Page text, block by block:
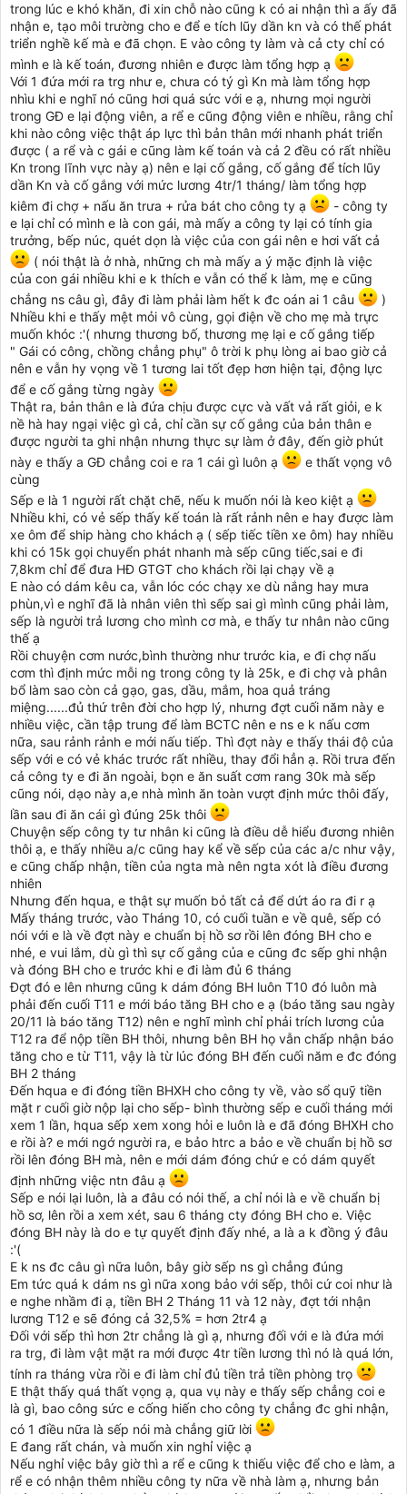
trong lúc e khó khăn, đi xin chỗ nào cũng k có ai nhận thì a ấy đã
nhận e, tạo môi trường cho e để e tích lũy dần kn và có thế phát
triển nghề kế mà e đã chọn. E vào công ty làm và cả cty chỉ có
mình e là kế toán, đương nhiên e được làm tổng hợp ạ
Với 1 đứa mới ra trg như e, chưa có tý gì Kn mà làm tổng hợp
nhìu khi e nghĩ nó cũng hơi quá sức với e ạ, nhưng mọi người
trong GĐ e lại động viên, a rể e cũng động viên e nhiều, rằng chỉ
khi nào công việc thật áp lực thì bản thân mới nhanh phát triển
được ( a rể và c gái e cũng làm kế toán và cả 2 đều có rất nhiều
Kn trong lĩnh vực này ạ) nên e lại cố gắng, cố gắng để tích lũy
dần Kn và cố gắng với mức lương 4tr/1 tháng/ làm tổng hợp
kiêm đi chợ + nấu ăn trưa + rửa bát cho công ty ạ
- công ty
e lại chỉ có mình e là con gái, mà mấy a công ty lại có tính gia
trưởng, bếp núc, quét dọn là việc của con gái nên e hơi vất cả
( nói thật là ở nhà, những ch mà mấy a ý mặc định là việc
của con gái nhiều khi e k thích e vẫn có thể k làm, mẹ e cũng
chẳng ns câu gì, đây đi làm phải làm hết k đc oán ai 1 câu
)
Nhiều khi e thấy mệt mỏi vô cùng, gọi điện về cho mẹ mà trực
muốn khóc :'( nhưng thương bố, thương mẹ lại e cố gắng tiếp
" Gái có công, chồng chẳng phụ" ô trời k phụ lòng ai bao giờ cả
nên e vẫn hy vọng về 1 tương lai tốt đẹp hơn hiện tại, động lực
để e cố gắng từng ngày
Thật ra, bản thân e là đứa chịu được cực và vất vả rất giỏi, e k
nề hà hay ngại việc gì cả, chỉ cần sự cố gắng của bản thân e
được người ta ghi nhận nhưng thực sự làm ở đây, đến giờ phút
này e thấy a GĐ chẳng coi e ra 1 cái gì luôn ạ
e thất vọng vô
cùng
Sếp e là 1 người rất chặt chẽ, nếu k muốn nói là keo kiệt ạ
Nhiều khi, có vẻ sếp thấy kế toán là rất rảnh nên e hay được làm
xe ôm để ship hàng cho khách ạ ( sếp tiếc tiền xe ôm) hay nhiều
khi có 15k gọi chuyển phát nhanh mà sếp cũng tiếc,sai e đi
7,8km chỉ để đưa HĐ GTGT cho khách rồi lại chạy về ạ
E nào có dám kêu ca, vẫn lóc cóc chạy xe dù nắng hay mưa
phùn,vì e nghĩ đã là nhân viên thì sếp sai gì mình cũng phải làm,
sếp là người trả lương cho mình cơ mà, e thấy tư nhân nào cũng
thế ạ
Rồi chuyện cơm nước,bình thường như trước kia, e đi chợ nấu
cơm thì định mức mỗi ng trong công ty là 25k, e đi chợ và phân
bổ làm sao còn cả gạo, gas, dầu, mắm, hoa quả tráng
miệng......đủ thứ trên đời cho hợp lý, nhưng đợt cuối năm này e
nhiều việc, cần tập trung để làm BCTC nên e ns e k nấu cơm
nữa, sau rảnh rảnh e mới nấu tiếp. Thì đợt này e thấy thái độ của
sếp với e có vẻ khác trước rất nhiều, thay đổi hẳn ạ. Rồi trưa đến
cả công ty e đi ăn ngoài, bọn e ăn suất cơm rang 30k mà sếp
cũng nói, dạo này a,e nhà mình ăn toàn vượt định mức thôi đấy,
lần sau đi ăn cái gì đúng 25k thôi
Chuyện sếp công ty tư nhân ki cũng là điều dễ hiểu đương nhiên
thôi ạ, e thấy nhiều a/c cũng hay kể về sếp của các a/c như vậy,
e cũng chấp nhận, tiền của ngta mà nên ngta xót là điều đương
nhiên
Nhưng đến hqua, e thật sự muốn bỏ tất cả để dứt áo ra đi r ạ
Mấy tháng trước, vào Tháng 10, có cuối tuần e về quê, sếp có
nói với e là về đợt này e chuẩn bị hồ sơ rồi lên đóng BH cho e
nhé, e vui lắm, dù gì thì sự cố gắng của e cũng đc sếp ghi nhận
và đóng BH cho e trước khi e đi làm đủ 6 tháng
Đợt đó e lên nhưng cũng k dám đóng BH luôn T10 đó luôn mà
phải đến cuối T11 e mới báo tăng BH cho e ạ (báo tăng sau ngày
20/11 là báo tăng T12) nên e nghĩ mình chỉ phải trích lương của
T12 ra để nộp tiền BH thôi, nhưng bên BH họ vẫn chấp nhận báo
tăng cho e từ T11, vậy là từ lúc đóng BH đến cuối năm e đc đóng
BH 2 tháng
Đến hqua e đi đóng tiền BHXH cho công ty về, vào sổ quỹ tiền
mặt r cuối giờ nộp lại cho sếp- bình thường sếp e cuối tháng mới
xem 1 lần, hqua sếp xem xong hỏi e luôn là e đã đóng BHXH cho
e rồi à? e mới ngớ người ra, e bảo htrc a bảo e về chuẩn bị hồ sơ
rồi lên đóng BH mà, nên e mới dám đóng chứ e có dám quyết
định những việc ntn đâu ạ
Sếp e nói lại luôn, là a đâu có nói thế, a chỉ nói là e về chuẩn bị
hồ sơ, lên rồi a xem xét, sau 6 tháng cty đóng BH cho e. Việc
đóng BH này là do e tự quyết định đấy nhé, a là a k đồng ý đâu
:'(
E k ns đc câu gì nữa luôn, bây giờ sếp ns gì chẳng đúng
Em tức quá k dám ns gì nữa xong bảo với sếp, thôi cứ coi như là
e nghe nhầm đi ạ, tiền BH 2 Tháng 11 và 12 này, đợt tới nhận
lương T12 e sẽ đóng cả 32,5% = hơn 2tr4 ạ
Đối với sếp thì hơn 2tr chẳng là gì ạ, nhưng đối với e là đứa mới
ra trg, đi làm vật mặt ra mới được 4tr tiền lương thì nó là quá lớn,
tính ra tháng vừa rồi e đi làm chỉ đủ tiền trả tiền phòng trọ
E thật thấy quá thất vọng ạ, qua vụ này e thấy sếp chẳng coi e
là gì, bao công sức e cống hiến cho công ty chẳng đc ghi nhận,
có 1 điều nữa là sếp nói mà chẳng giữ lời
E đang rất chán, và muốn xin nghỉ việc ạ
Nếu nghỉ việc bây giờ thì a rể e cũng k thiếu việc để cho e làm, a
rể e có nhận thêm nhiều công ty nữa về nhà làm ạ, nhưng bản